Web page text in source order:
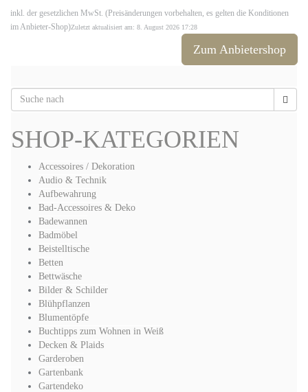
inkl. der gesetzlichen MwSt. (Preisänderungen vorbehalten, es gelten die Konditionen
im Anbieter-Shop)Zuletzt aktualisiert am: 8. August 2026 17:28
Zum Anbietershop
SHOP-KATEGORIEN
Accessoires / Dekoration
Audio & Technik
Aufbewahrung
Bad-Accessoires & Deko
Badewannen
Badmöbel
Beistelltische
Betten
Bettwäsche
Bilder & Schilder
Blühpflanzen
Blumentöpfe
Buchtipps zum Wohnen in Weiß
Decken & Plaids
Garderoben
Gartenbank
Gartendeko